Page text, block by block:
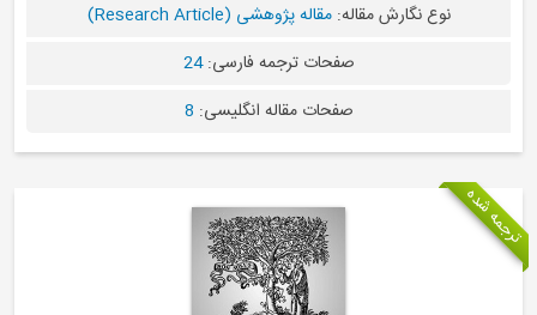
نوع نگارش مقاله:مقاله پژوهشی (Research Article)
صفحات ترجمه فارسی:24
صفحات مقاله انگلیسی:8
شده